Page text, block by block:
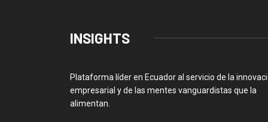
INSIGHTS
Plataforma líder en Ecuador al servicio de la
empresarial y de las mentes vanguardistas que la
alimentan.